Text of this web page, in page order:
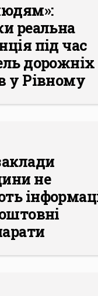
реальна
під час
дорожніх
у Рівному
не